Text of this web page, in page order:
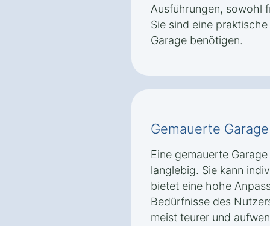
Ausführungen, sowohl
Sie sind eine
Garage benötigen.
Gemauerte
Eine gemauerte
langlebig. Sie kann
bietet eine hohe
Bedürfnisse des
meist teurer und